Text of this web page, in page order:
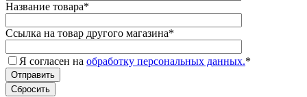
Название товара*
Ссылка на товар другого магазина*
Я согласен на обработку персональных данных.*